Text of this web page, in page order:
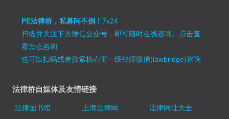
PE法律桥，私募问不倒！7x24
扫描并关注下方微信公众号，即可随时在线咨询。 点击查
看怎么咨询
也可以扫码或者搜索杨春宝一级律师微信(lawbridge)咨询
法律桥自媒体及友情链接
法律图书馆 上海法律网
法律网址大全